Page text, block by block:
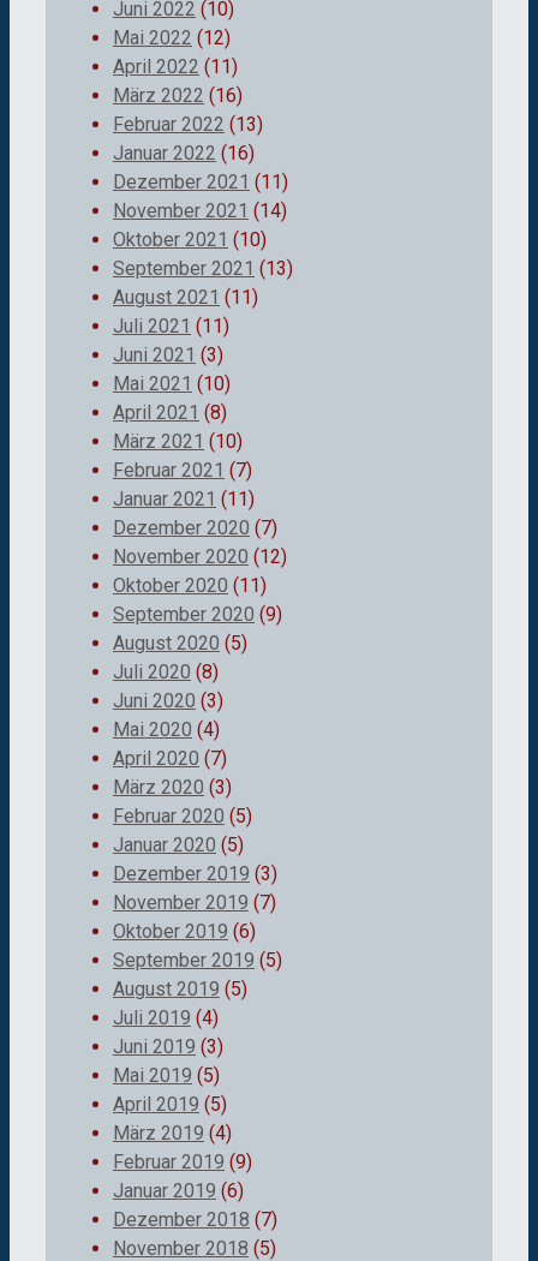
Juni 2022 (10)
Mai 2022 (12)
April 2022 (11)
März 2022 (16)
Februar 2022 (13)
Januar 2022 (16)
Dezember 2021 (11)
November 2021 (14)
Oktober 2021 (10)
September 2021 (13)
August 2021 (11)
Juli 2021 (11)
Juni 2021 (3)
Mai 2021 (10)
April 2021 (8)
März 2021 (10)
Februar 2021 (7)
Januar 2021 (11)
Dezember 2020 (7)
November 2020 (12)
Oktober 2020 (11)
September 2020 (9)
August 2020 (5)
Juli 2020 (8)
Juni 2020 (3)
Mai 2020 (4)
April 2020 (7)
März 2020 (3)
Februar 2020 (5)
Januar 2020 (5)
Dezember 2019 (3)
November 2019 (7)
Oktober 2019 (6)
September 2019 (5)
August 2019 (5)
Juli 2019 (4)
Juni 2019 (3)
Mai 2019 (5)
April 2019 (5)
März 2019 (4)
Februar 2019 (9)
Januar 2019 (6)
Dezember 2018 (7)
November 2018 (5)